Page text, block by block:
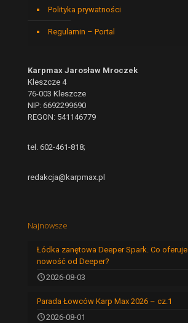
Polityka prywatności
Regulamin – Portal
Karpmax Jarosław Mroczek
Kleszcze 4
76-003 Kleszcze
NIP: 6692299690
REGON: 541146779
tel. 602-461-818;
redakcja@karpmax.pl
Najnowsze
Łódka zanętowa Deeper Spark. Co oferuje
nowość od Deeper?
2026-08-03
Parada Łowców Karp Max 2026 – cz.1
2026-08-01